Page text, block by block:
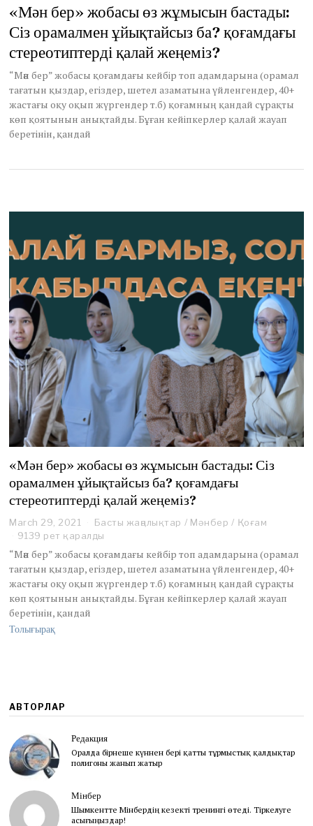
g
u
s
t
9
,
2
0
2
1
«Мән бер» жобасы өз жұмысын бастады:
Сіз орамалмен ұйықтайсыз ба? қоғамдағы
стереотиптерді қалай жеңеміз?
“Мән бер” жобасы қоғамдағы кейбір топ адамдарына (орамал
тағатын қыздар, егіздер, шетел азаматына үйленгендер, 40+
жастағы оқу оқып жүргендер т.б) қоғамның қандай сұрақты
көп қоятынын анықтайды. Бұған кейіпкерлер қалай жауап
беретінін, қандай
«Мән бер» жобасы өз жұмысын бастады: Сіз
орамалмен ұйықтайсыз ба? қоғамдағы
стереотиптерді қалай жеңеміз?
March 29, 2021
u
u
s
t
1
9
Басты жаңалықтар / Мәнбер / Қоғам
9139 рет қаралды
“Мән бер” жобасы қоғамдағы кейбір топ адамдарына (орамал
тағатын қыздар, егіздер, шетел азаматына үйленгендер, 40+
жастағы оқу оқып жүргендер т.б) қоғамның қандай сұрақты
көп қоятынын анықтайды. Бұған кейіпкерлер қалай жауап
беретінін, қандай
Толығырақ
АВТОРЛАР
Редакция
Оралда бірнеше күннен бері қатты тұрмыстық қалдықтар
полигоны жанып жатыр
Мінбер
Шымкентте Мінбердің кезекті тренингі өтеді. Тіркелуге
асығыңыздар!